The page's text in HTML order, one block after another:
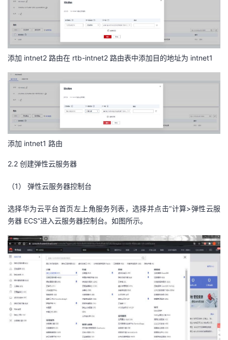
添加 intnet2 路由在 rtb-intnet2 路由表中添加目的地址为 intnet1
添加 intnet1 路由
2.2 创建弹性云服务器
（1） 弹性云服务器控制台
选择华为云平台首页左上角服务列表，选择并点击“计算>弹性云服
务器 ECS”进入云服务器控制台。如图所示。